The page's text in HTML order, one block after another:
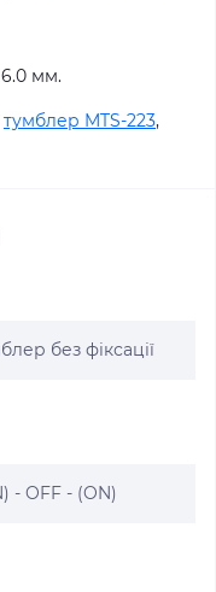
6.0 мм.
тумблер MTS-223,
без фіксації
- OFF - (ON)